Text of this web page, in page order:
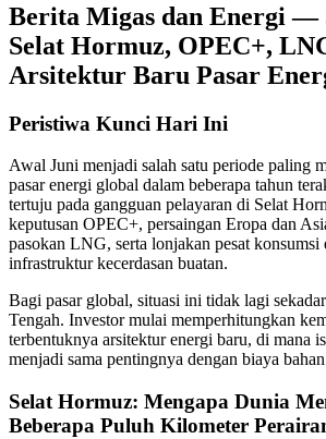
Berita Migas dan Energi —
Selat Hormuz, OPEC+,
Arsitektur Baru Pasar
Peristiwa Kunci Hari Ini
Awal Juni menjadi salah satu periode paling
pasar energi global dalam beberapa tahun
tertuju pada gangguan pelayaran di Selat
keputusan OPEC+, persaingan Eropa dan
pasokan LNG, serta lonjakan pesat konsumsi
infrastruktur kecerdasan buatan.
Bagi pasar global, situasi ini tidak lagi
Tengah. Investor mulai memperhitungkan
terbentuknya arsitektur energi baru, di mana
menjadi sama pentingnya dengan biaya
Selat Hormuz: Mengapa Dunia
Beberapa Puluh Kilometer